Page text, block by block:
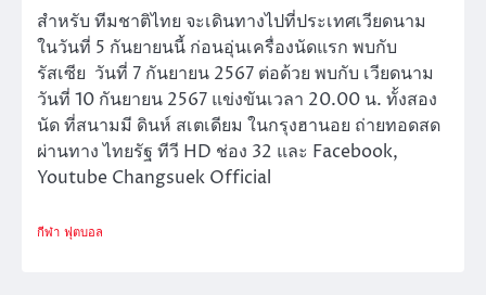
สำหรับ ทีมชาติไทย จะเดินทางไปที่ประเทศเวียดนาม
ในวันที่ 5 กันยายนนี้ ก่อนอุ่นเครื่องนัดแรก พบกับ
รัสเซีย วันที่ 7 กันยายน 2567 ต่อด้วย พบกับ เวียดนาม
วันที่ 10 กันยายน 2567 แข่งขันเวลา 20.00 น. ทั้งสอง
นัด ที่สนามมี ดินห์ สเตเดียม ในกรุงฮานอย ถ่ายทอดสด
ผ่านทาง ไทยรัฐ ทีวี HD ช่อง 32 และ Facebook,
Youtube Changsuek Official
กีฬา ฟุตบอล